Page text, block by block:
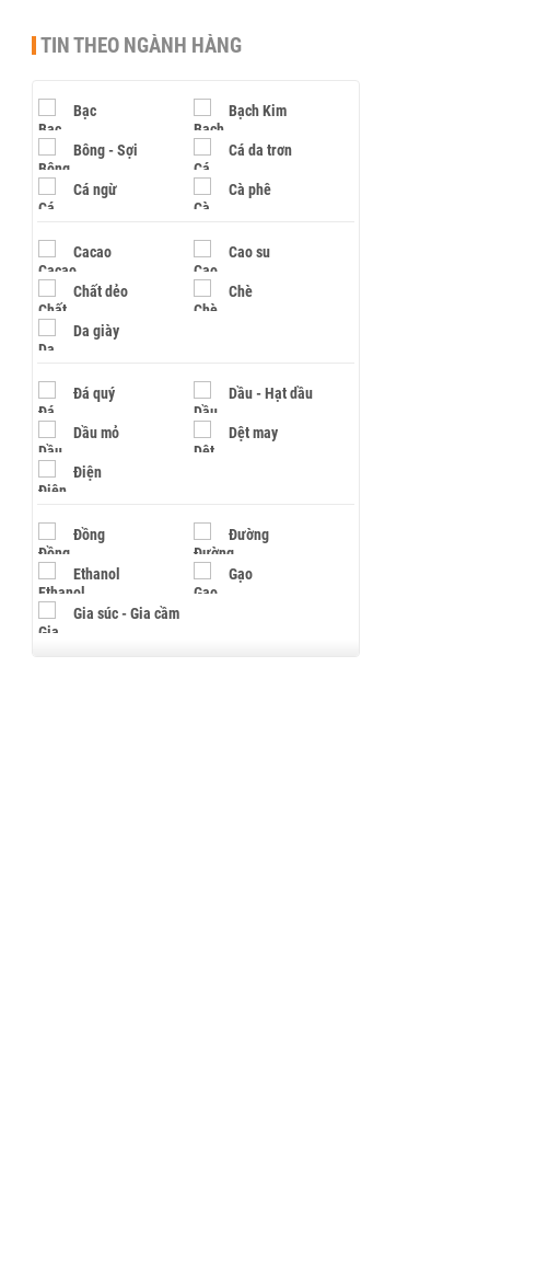
TIN THEO NGÀNH HÀNG
Bạc Bạch Kim
Bông - Sợi Cá da trơn
Cá ngừ Cà phê
Cacao Cao su
Chất dẻo Chè
Da giày
Đá quý Dầu - Hạt dầu
Dầu mỏ Dệt may
Điện
Đồng Đường
Ethanol Gạo
Gia súc - Gia cầm